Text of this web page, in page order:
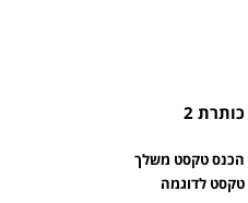
כותרת 2
הכנס טקסט משלך
טקסט לדוגמה